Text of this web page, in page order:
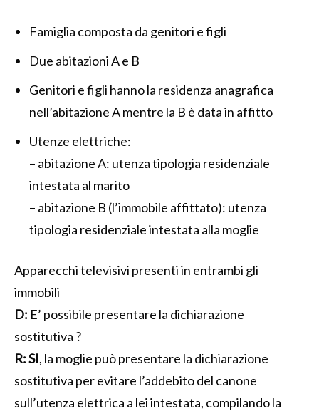
Famiglia composta da genitori e figli
Due abitazioni A e B
Genitori e figli hanno la residenza anagrafica
nell’abitazione A mentre la B è data in affitto
Utenze elettriche:
– abitazione A: utenza tipologia residenziale
intestata al marito
– abitazione B (l’immobile affittato): utenza
tipologia residenziale intestata alla moglie
Apparecchi televisivi presenti in entrambi gli
immobili
D: E’ possibile presentare la dichiarazione
sostitutiva ?
R:SI, la moglie può presentare la dichiarazione
sostitutiva per evitare l’addebito del canone
sull’utenza elettrica a lei intestata, compilando la